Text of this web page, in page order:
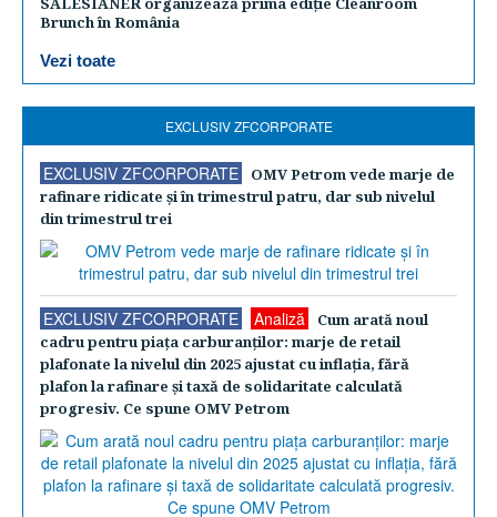
Brunch în România
Vezi toate
EXCLUSIV ZFCORPORATE
EXCLUSIV ZFCORPORATE
OMV Petrom vede marje de
rafinare ridicate şi în trimestrul patru, dar sub nivelul
din trimestrul trei
EXCLUSIV ZFCORPORATE Analiză
Cum arată noul
cadru pentru piaţa carburanţilor: marje de retail
plafonate la nivelul din 2025 ajustat cu inflaţia, fără
plafon la rafinare şi taxă de solidaritate calculată
progresiv. Ce spune OMV Petrom